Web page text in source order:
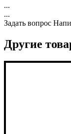
...
...
Задать вопрос
Другие